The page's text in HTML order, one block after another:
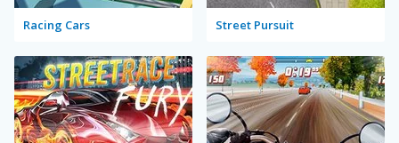
Racing Cars Street Pursuit